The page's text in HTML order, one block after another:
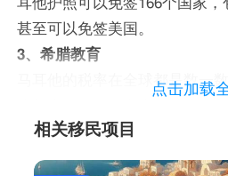
耳他护照可以免签166个国家，
甚至可以免签美国。
3、希腊教育
马耳他的税率在全球都是数一
收；企业所得税低至5%。
二、选择希腊的原因
点击加载
相关移民项目